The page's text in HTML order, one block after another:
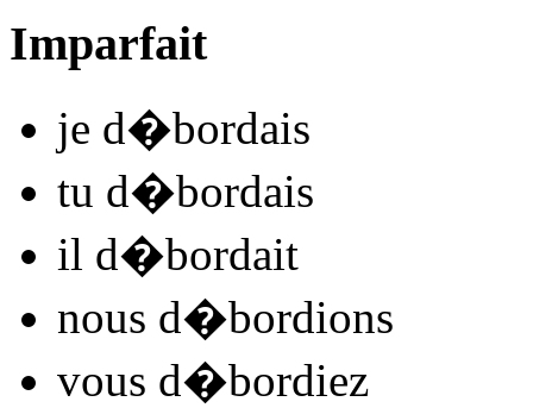
Imparfait
je d�bordais
tu d�bordais
il d�bordait
nous d�bordions
vous d�bordiez